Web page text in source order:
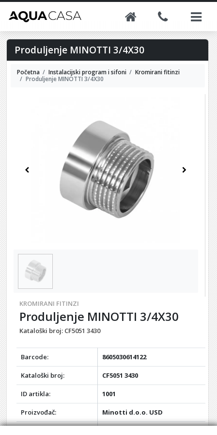
Produljenje MINOTTI 3/4X30
Početna Instalacijski program i sifoni
Kromirani fitinzi
Produljenje MINOTTI 3/4X30
Previous Next
KROMIRANI FITINZI
Produljenje MINOTTI 3/4X30
Kataloški broj: CF5051 3430
Barcode: 8605030614122
Kataloški broj: CF5051 3430
ID artikla: 1001
Proizvođač: Minotti d.o.o. USD